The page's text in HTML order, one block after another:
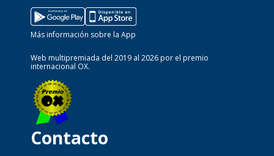
Más información sobre la App
Web multipremiada del 2019 al 2026 por el premio
internacional OX.
Contacto